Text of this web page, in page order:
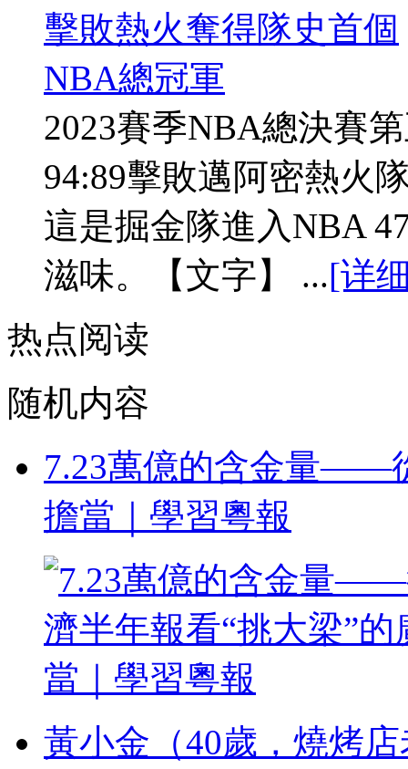
2023賽季NBA總決賽
94:89擊敗邁阿密熱火
這是掘金隊進入NBA
滋味。【文字】 ...[详
热点阅读
随机内容
7.23萬億的含金量——
擔當｜學習粵報
黃小金（40歲，燒烤